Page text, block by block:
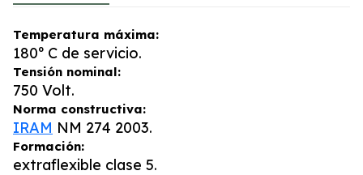
Temperatura máxima:
180º C de servicio.
Tensión nominal:
750 Volt.
Norma constructiva:
IRAM NM 274 2003.
Formación:
extraflexible clase 5.